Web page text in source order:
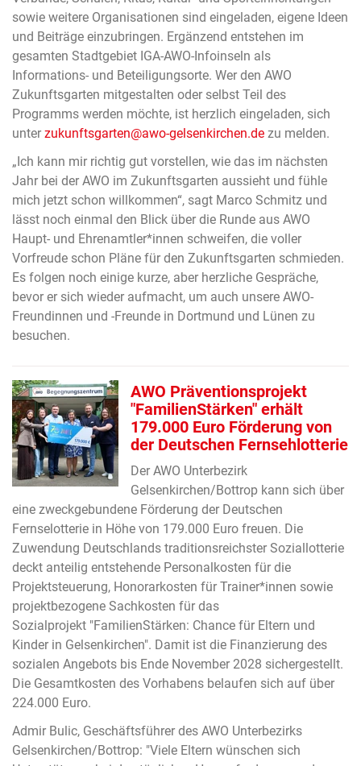
sowie weitere Organisationen sind eingeladen, eigene Ideen
und Beiträge einzubringen. Ergänzend entstehen im
gesamten Stadtgebiet IGA-AWO-Infoinseln als
Informations- und Beteiligungsorte. Wer den AWO
Zukunftsgarten mitgestalten oder selbst Teil des
Programms werden möchte, ist herzlich eingeladen, sich
unter zukunftsgarten@awo-gelsenkirchen.de zu melden.
„Ich kann mir richtig gut vorstellen, wie das im nächsten
Jahr bei der AWO im Zukunftsgarten aussieht und fühle
mich jetzt schon willkommen“, sagt Marco Schmitz und
lässt noch einmal den Blick über die Runde aus AWO
Haupt- und Ehrenamtler*innen schweifen, die voller
Vorfreude schon Pläne für den Zukunftsgarten schmieden.
Es folgen noch einige kurze, aber herzliche Gespräche,
bevor er sich wieder aufmacht, um auch unsere AWO-
Freundinnen und -Freunde in Dortmund und Lünen zu
besuchen.
AWO Präventionsprojekt
"FamilienStärken" erhält
179.000 Euro Förderung von
der Deutschen Fernsehlotterie
Der AWO Unterbezirk
Gelsenkirchen/Bottrop kann sich über
eine zweckgebundene Förderung der Deutschen
Fernselotterie in Höhe von 179.000 Euro freuen. Die
Zuwendung Deutschlands traditionsreichster Soziallotterie
deckt anteilig entstehende Personalkosten für die
Projektsteuerung, Honorarkosten für Trainer*innen sowie
projektbezogene Sachkosten für das
Sozialprojekt "FamilienStärken: Chance für Eltern und
Kinder in Gelsenkirchen". Damit ist die Finanzierung des
sozialen Angebots bis Ende November 2028 sichergestellt.
Die Gesamtkosten des Vorhabens belaufen sich auf über
224.000 Euro.
Admir Bulic, Geschäftsführer des AWO Unterbezirks
Gelsenkirchen/Bottrop: "Viele Eltern wünschen sich